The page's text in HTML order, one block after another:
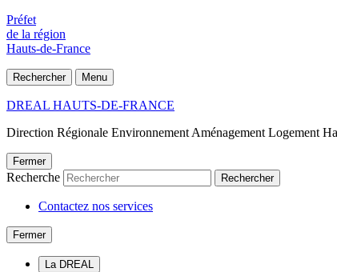
Préfet
de la région
Hauts-de-France
Rechercher Menu
DREAL HAUTS-DE-FRANCE
Direction Régionale Environnement Aménagement Logement
Fermer
Recherche Rechercher
Contactez nos services
Fermer
La DREAL